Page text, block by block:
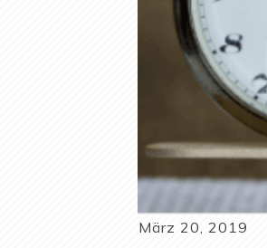
März 20, 2019